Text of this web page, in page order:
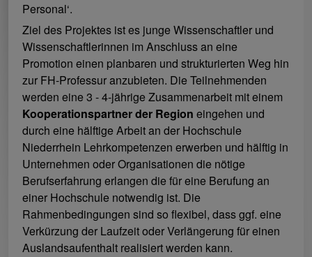
Personal‘.
Ziel des Projektes ist es junge Wissenschaftler und
Wissenschaftlerinnen im Anschluss an eine
Promotion einen planbaren und strukturierten Weg hin
zur FH-Professur anzubieten. Die Teilnehmenden
werden eine 3 - 4-jährige Zusammenarbeit mit einem
Kooperationspartner der Region eingehen und
durch eine hälftige Arbeit an der Hochschule
Niederrhein Lehrkompetenzen erwerben und hälftig in
Unternehmen oder Organisationen die nötige
Berufserfahrung erlangen die für eine Berufung an
einer Hochschule notwendig ist. Die
Rahmenbedingungen sind so flexibel, dass ggf. eine
Verkürzung der Laufzeit oder Verlängerung für einen
Auslandsaufenthalt realisiert werden kann.